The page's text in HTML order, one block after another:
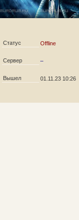
Статус Offline
Сервер –
Вышел 01.11.23 10:26